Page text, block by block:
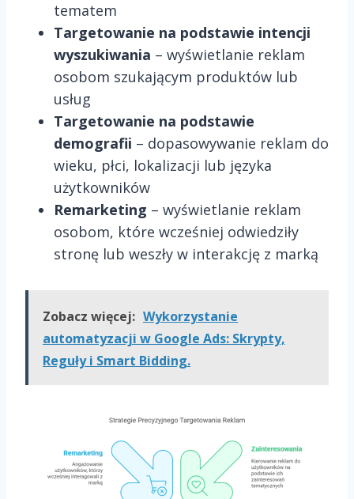
tematem
Targetowanie na podstawie intencji
wyszukiwania – wyświetlanie reklam
osobom szukającym produktów lub
usług
Targetowanie na podstawie
demografii – dopasowywanie reklam do
wieku, płci, lokalizacji lub języka
użytkowników
Remarketing – wyświetlanie reklam
osobom, które wcześniej odwiedziły
stronę lub weszły w interakcję z marką
Zobacz więcej: Wykorzystanie
automatyzacji w Google Ads: Skrypty,
Reguły i Smart Bidding.